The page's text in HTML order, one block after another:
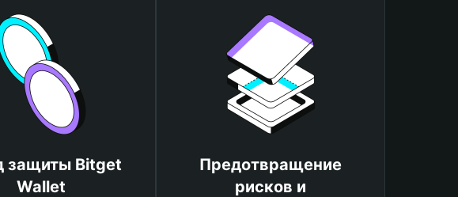
защиты Bitget
Wallet
Предотвращение
рисков и